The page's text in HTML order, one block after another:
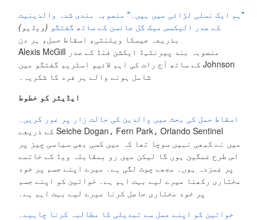
"ہم ایک نسلی لڑائی میں ہیں۔" منصوبہ بندی شدہ والدینیت
کے صدر الیکسس میک گل جانسن کے ساتھ گفتگو (ویڈیو)
بذریعہ جیسکا ویلنٹی، اسقاط حمل، ہر دن
منصوبہ بند پیرنٹہڈ ایکشن فنڈ کے صدر Alexis McGill
Johnson کے ساتھ آج رات کی اہم لائیو اسٹریم گفتگو میں
شامل ہونے والے ہر فرد کا شکریہ۔
ایڈیٹر کو خطوط
اسقاط حمل کی بحث میں والدین کی حالت زار پر غور کریں۔
Seiche Dogan، Fern Park، Orlando Sentinel کے ذریعے
میں نے کبھی نہیں سوچا تھا کہ میں کسی بھی سیاسی چیز پر
اس طرح غمگین ہوں گا لیکن میں رو بمقابلہ ویڈ کے خاتمے
پر غمزدہ ہوں۔ مجھے چوٹ لگی ہے۔ میرے اپنے جسم پر خود
مختاری رکھنا میرے لیے بہت اہم ہے۔ خواتین کو اپنے جسم
پر خود مختاری حاصل کرنا میرے لیے بہت اہم ہے۔
خواتین کو اپنے عمل سے تبدیلی کا مطالبہ کرنا چاہیے۔